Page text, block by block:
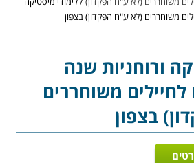
משוחררים (לא ע"ח הפקדון) בצפון
ורוחניותשנה
משוחררים
בצפון